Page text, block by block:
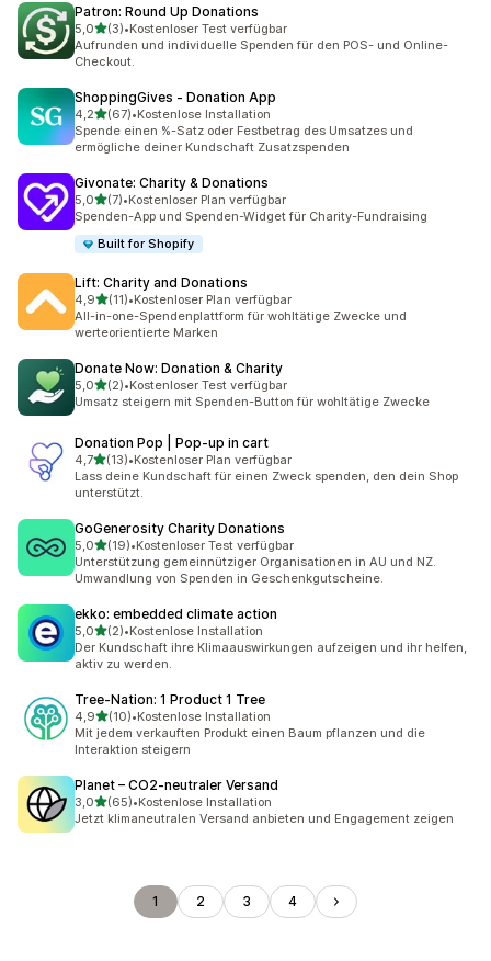
Patron: Round Up Donations
5,0von 5 Sternen
(3)
3 Rezensionen insgesamt
•Kostenloser Test verfügbar
Aufrunden und individuelle Spenden für den POS- und Online-
Checkout.
ShoppingGives ‑ Donation App
4,2von 5 Sternen
(67)
67 Rezensionen insgesamt
•Kostenlose Installation
Spende einen %-Satz oder Festbetrag des Umsatzes und
ermögliche deiner Kundschaft Zusatzspenden
Givonate: Charity & Donations
5,0von 5 Sternen
(7)
7 Rezensionen insgesamt
•Kostenloser Plan verfügbar
Spenden-App und Spenden-Widget für Charity-Fundraising
Built for Shopify
Lift: Charity and Donations
4,9von 5 Sternen
(11)
11 Rezensionen insgesamt
•Kostenloser Plan verfügbar
All-in-one-Spendenplattform für wohltätige Zwecke und
werteorientierte Marken
Donate Now: Donation & Charity
5,0von 5 Sternen
(2)
2 Rezensionen insgesamt
•Kostenloser Test verfügbar
Umsatz steigern mit Spenden-Button für wohltätige Zwecke
Donation Pop | Pop‑up in cart
4,7von 5 Sternen
(13)
13 Rezensionen insgesamt
•Kostenloser Plan verfügbar
Lass deine Kundschaft für einen Zweck spenden, den dein Shop
unterstützt.
GoGenerosity Charity Donations
5,0von 5 Sternen
(19)
19 Rezensionen insgesamt
•Kostenloser Test verfügbar
Unterstützung gemeinnütziger Organisationen in AU und NZ.
Umwandlung von Spenden in Geschenkgutscheine.
ekko: embedded climate action
5,0von 5 Sternen
(2)
2 Rezensionen insgesamt
•Kostenlose Installation
Der Kundschaft ihre Klimaauswirkungen aufzeigen und ihr helfen,
aktiv zu werden.
Tree‑Nation: 1 Product 1 Tree
4,9von 5 Sternen
(10)
10 Rezensionen insgesamt
•Kostenlose Installation
Mit jedem verkauften Produkt einen Baum pflanzen und die
Interaktion steigern
Planet – CO2‑neutraler Versand
3,0von 5 Sternen
(65)
65 Rezensionen insgesamt
•Kostenlose Installation
Jetzt klimaneutralen Versand anbieten und Engagement zeigen
1 2 3 4